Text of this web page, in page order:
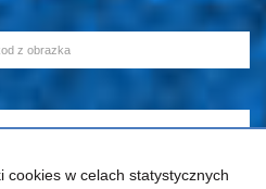
cookies w celach statystycznych